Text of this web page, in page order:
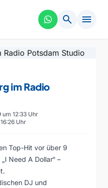
search menu
im Radio
um 12:33 Uhr
Uhr
Top-Hit vor über 9
Need A Dollar“ –
DJ und